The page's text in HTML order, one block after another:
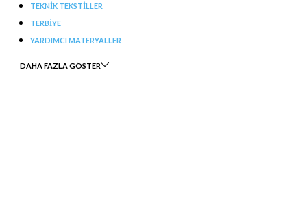
TEKNIK TEKSTILLER
TERBIYE
YARDIMCI MATERYALLER
DAHA FAZLA GÖSTER